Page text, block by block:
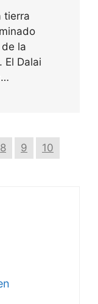
tierra
la
El Dalai
8 9
10